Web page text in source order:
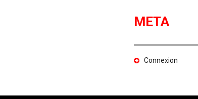
META
Connexion